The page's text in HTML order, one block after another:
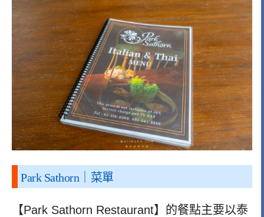
Park Sathorn｜菜單
【Park Sathorn Restaurant】的餐點主要以泰